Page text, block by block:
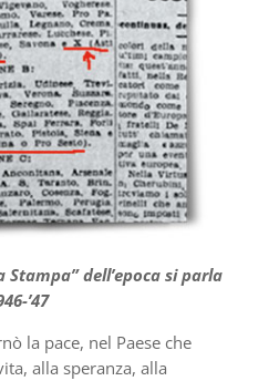
Stampa” dell’epoca si parla
’47
la pace, nel Paese che
alla speranza, alla